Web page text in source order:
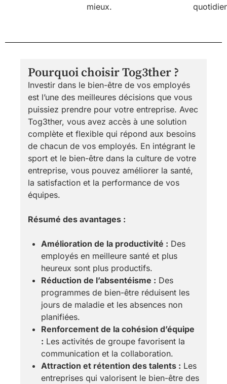
mieux.
Pourquoi choisir Tog3ther ?
Investir dans le bien-être de vos employés
est l’une des meilleures décisions que vous
puissiez prendre pour votre entreprise. Avec
Tog3ther, vous avez accès à une solution
complète et flexible qui répond aux besoins
de chacun de vos employés. En intégrant le
sport et le bien-être dans la culture de votre
entreprise, vous pouvez améliorer la santé,
la satisfaction et la performance de vos
équipes.
Résumé des avantages :
Amélioration de la productivité : Des
employés en meilleure santé et plus
heureux sont plus productifs.
Réduction de l’absentéisme : Des
programmes de bien-être réduisent les
jours de maladie et les absences non
planifiées.
Renforcement de la cohésion d’équipe
: Les activités de groupe favorisent la
communication et la collaboration.
Attraction et rétention des talents : Les
entreprises qui valorisent le bien-être des